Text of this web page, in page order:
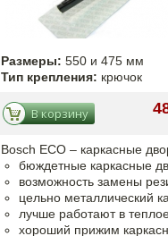
Размеры: 550 и 475 мм
Тип крепления: крючок
В корзину
Bosch ECO – каркасные
бюждетные каркасные
возможность замены
цельно металлический
лучше работают в
хороший прижим